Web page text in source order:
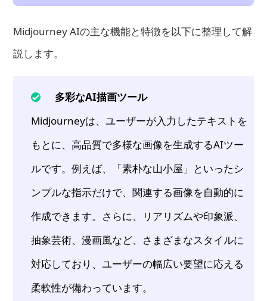
Midjourney AIの主な機能と特徴を以下に整理して解
説します。
多彩なAI描画ツール
Midjourneyは、ユーザーが入力したテキストを
もとに、高品質で多様な画像を生成するAIツー
ルです。例えば、「素朴な山小屋」といったシ
ンプルな指示だけで、関連する画像を自動的に
作成できます。さらに、リアリズムや印象派、
抽象芸術、漫画風など、さまざまなスタイルに
対応しており、ユーザーの幅広い要望に応える
柔軟性が備わっています。